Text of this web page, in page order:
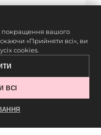
та перевірити
свербежу
слід обрати
покращення вашого
«Прийняти всі», ви
cookies.
ВСІ